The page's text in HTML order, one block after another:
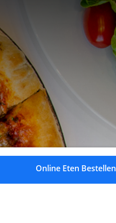
Kleine broodjes
Online Eten Bestellen